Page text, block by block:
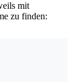
mit
zu finden: